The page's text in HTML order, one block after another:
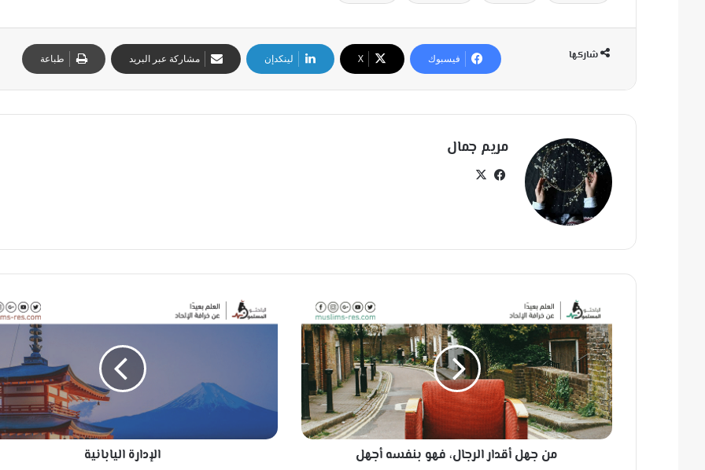
شاركها فيسبوك ‫X لينكدإن مشاركة عبر البريد طباعة
مريم جمال
في
ن
ج
ه
ل
أ
ق
د
ا
من جهل أقدار الرجال، فهو بنفسه أجهل
ل
ل
الإدارة اليابانية